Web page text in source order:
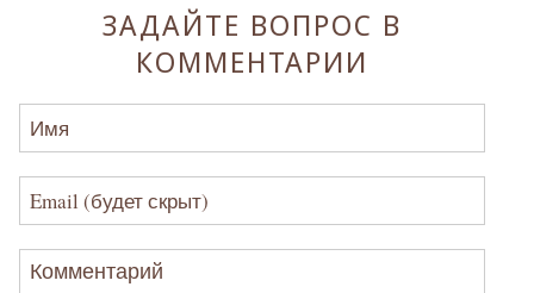
ЗАДАЙТЕ ВОПРОС В
КОММЕНТАРИИ
Имя
Email (будет скрыт)
Комментарий